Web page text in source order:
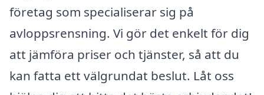
företag som specialiserar sig på
avloppsrensning. Vi gör det enkelt för dig
att jämföra priser och tjänster, så att du
kan fatta ett välgrundat beslut. Låt oss